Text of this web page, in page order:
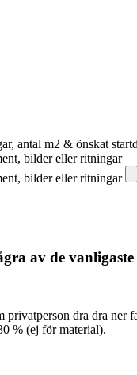
antal m2 & önskat
bilder eller ritningar
bilder eller ritningar
av de
privatperson dra dra ner
% (ej för material).